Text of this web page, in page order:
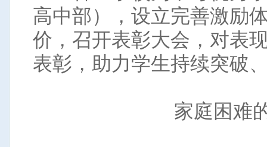
高中部），设立完善激励
价，召开表彰大会，对表
表彰，助力学生持续突破
家庭困难